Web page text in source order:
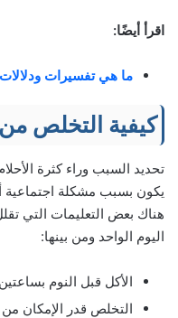
اقرأ أيضًا:
ما هي تفسيرات
كيفية التخلص من
تحديد السبب وراء كثرة
يكون بسبب مشكلة اجتماعية
هناك بعض التعليمات التي
اليوم الواحد ومن بينها:
الأكل قبل النوم
التخلص قدر الإمكان من